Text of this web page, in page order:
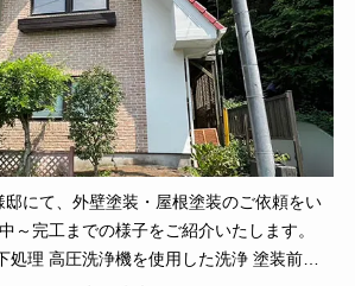
にて、外壁塗装・屋根塗装のご依頼をい
～完工までの様子をご紹介いたします。
処理 高圧洗浄機を使用した洗浄 塗装前の